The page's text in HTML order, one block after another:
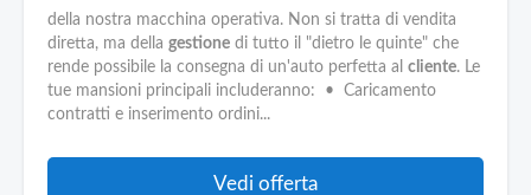
della nostra macchina operativa. Non si tratta di vendita
diretta, ma della gestione di tutto il "dietro le quinte" che
rende possibile la consegna di un'auto perfetta al cliente. Le
tue mansioni principali includeranno: • Caricamento
contratti e inserimento ordini...
Vedi offerta